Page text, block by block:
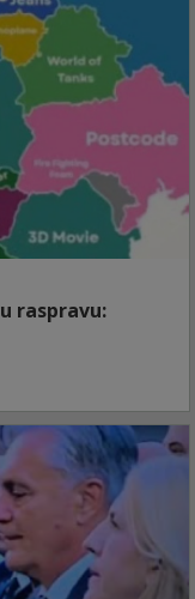
raspravu: